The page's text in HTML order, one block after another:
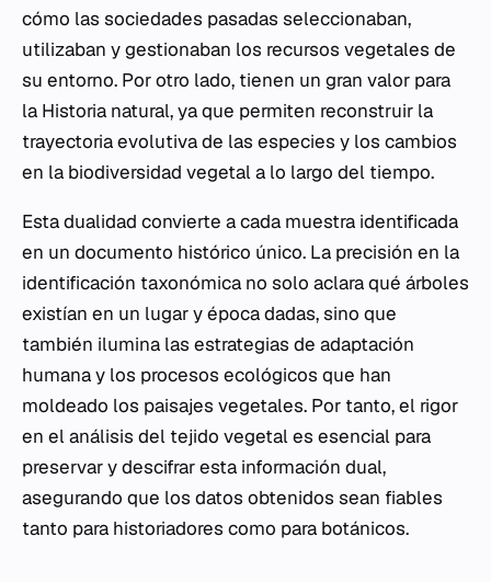
cómo las sociedades pasadas seleccionaban,
utilizaban y gestionaban los recursos vegetales de
su entorno. Por otro lado, tienen un gran valor para
la Historia natural, ya que permiten reconstruir la
trayectoria evolutiva de las especies y los cambios
en la biodiversidad vegetal a lo largo del tiempo.
Esta dualidad convierte a cada muestra identificada
en un documento histórico único. La precisión en la
identificación taxonómica no solo aclara qué árboles
existían en un lugar y época dadas, sino que
también ilumina las estrategias de adaptación
humana y los procesos ecológicos que han
moldeado los paisajes vegetales. Por tanto, el rigor
en el análisis del tejido vegetal es esencial para
preservar y descifrar esta información dual,
asegurando que los datos obtenidos sean fiables
tanto para historiadores como para botánicos.